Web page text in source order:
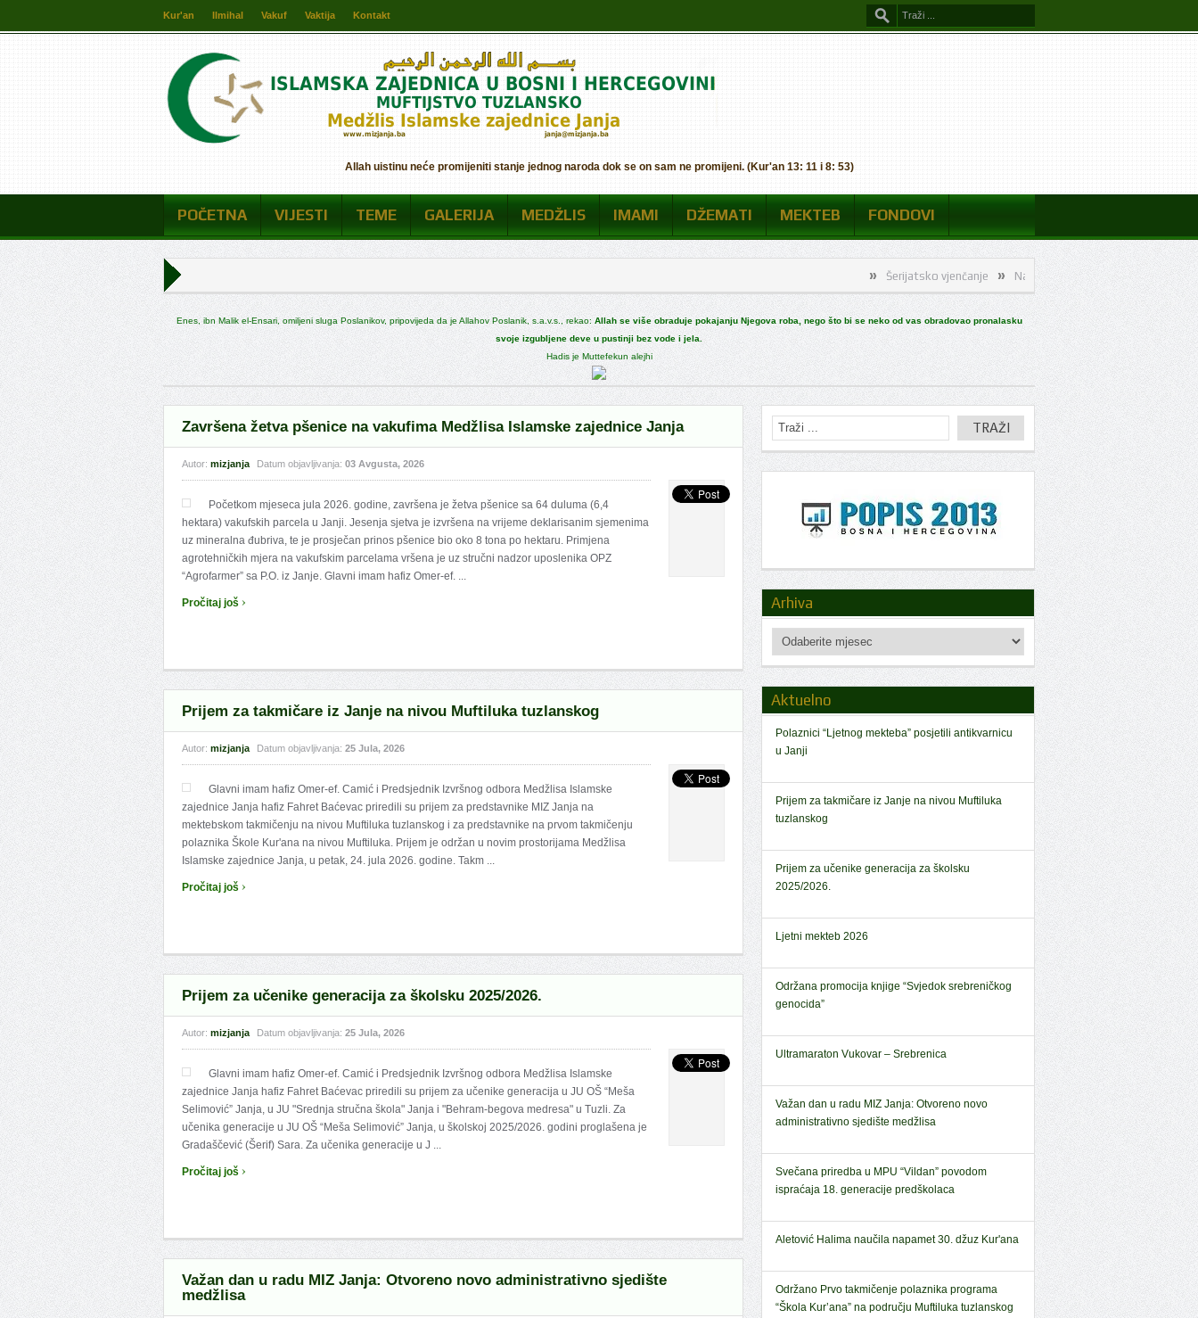
Kur'an Ilmihal Vakuf Vaktija Kontakt
Allah uistinu neće promijeniti stanje jednog naroda dok se on sam ne promijeni. (Kur'an 13: 11 i 8: 53)
POČETNA VIJESTI TEME GALERIJA MEDŽLIS IMAMI DŽEMATI MEKTEB FONDOVI
Šerijatsko vjenčanje » Naši merhumi » Šerijatsko vjenčanje »
» Naši merhumi
Enes, ibn Malik el-Ensari, omiljeni sluga Poslanikov, pripovijeda da je Allahov Poslanik, s.a.v.s., rekao: Allah se više obraduje pokajanju Njegova roba, nego što bi se neko od vas obradovao pronalasku
svoje izgubljene deve u pustinji bez vode i jela.
Hadis je Muttefekun alejhi
Završena žetva pšenice na vakufima Medžlisa Islamske zajednice Janja
Autor: mizjanja Datum objavljivanja: 03 Avgusta, 2026
Početkom mjeseca jula 2026. godine, završena je žetva pšenice sa 64 duluma (6,4
hektara) vakufskih parcela u Janji. Jesenja sjetva je izvršena na vrijeme deklarisanim sjemenima
uz mineralna đubriva, te je prosječan prinos pšenice bio oko 8 tona po hektaru. Primjena
agrotehničkih mjera na vakufskim parcelama vršena je uz stručni nadzor uposlenika OPZ
“Agrofarmer” sa P.O. iz Janje. Glavni imam hafiz Omer-ef. ...
Pročitaj još ›
Prijem za takmičare iz Janje na nivou Muftiluka tuzlanskog
Autor: mizjanja Datum objavljivanja: 25 Jula, 2026
Glavni imam hafiz Omer-ef. Camić i Predsjednik Izvršnog odbora Medžlisa Islamske
zajednice Janja hafiz Fahret Baćevac priredili su prijem za predstavnike MIZ Janja na
mektebskom takmičenju na nivou Muftiluka tuzlanskog i za predstavnike na prvom takmičenju
polaznika Škole Kur'ana na nivou Muftiluka. Prijem je održan u novim prostorijama Medžlisa
Islamske zajednice Janja, u petak, 24. jula 2026. godine. Takm ...
Pročitaj još ›
Prijem za učenike generacija za školsku 2025/2026.
Autor: mizjanja Datum objavljivanja: 25 Jula, 2026
Glavni imam hafiz Omer-ef. Camić i Predsjednik Izvršnog odbora Medžlisa Islamske
zajednice Janja hafiz Fahret Baćevac priredili su prijem za učenike generacija u JU OŠ “Meša
Selimović” Janja, u JU "Srednja stručna škola" Janja i "Behram-begova medresa" u Tuzli. Za
učenika generacije u JU OŠ “Meša Selimović” Janja, u školskoj 2025/2026. godini proglašena je
Gradaščević (Šerif) Sara. Za učenika generacije u J ...
Pročitaj još ›
Važan dan u radu MIZ Janja: Otvoreno novo administrativno sjedište
medžlisa
Arhiva
Arhiva
Aktuelno
Polaznici “Ljetnog mekteba” posjetili antikvarnicu
u Janji
Prijem za takmičare iz Janje na nivou Muftiluka
tuzlanskog
Prijem za učenike generacija za školsku
2025/2026.
Ljetni mekteb 2026
Održana promocija knjige “Svjedok srebreničkog
genocida”
Ultramaraton Vukovar – Srebrenica
Važan dan u radu MIZ Janja: Otvoreno novo
administrativno sjedište medžlisa
Svečana priredba u MPU “Vildan” povodom
ispraćaja 18. generacije predškolaca
Aletović Halima naučila napamet 30. džuz Kur'ana
Održano Prvo takmičenje polaznika programa
“Škola Kur’ana” na području Muftiluka tuzlanskog